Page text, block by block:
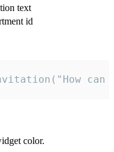
text
id
color.